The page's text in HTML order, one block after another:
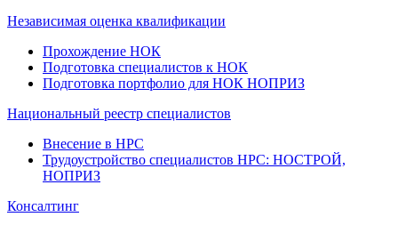
Независимая оценка квалификации
Прохождение НОК
Подготовка специалистов к НОК
Подготовка портфолио для НОК НОПРИЗ
Национальный реестр специалистов
Внесение в НРС
Трудоустройство специалистов НРС: НОСТРОЙ,
НОПРИЗ
Консалтинг